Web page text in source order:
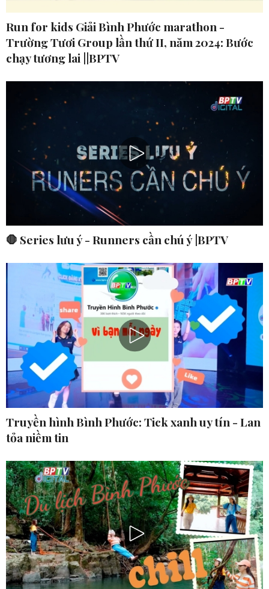
Run for kids Giải Bình Phước marathon -
Trường Tươi Group lần thứ II, năm 2024: Bước
chạy tương lai ||BPTV
🛑 Series lưu ý - Runners cần chú ý |BPTV
Truyền hình Bình Phước: Tick xanh uy tín - Lan
tỏa niềm tin